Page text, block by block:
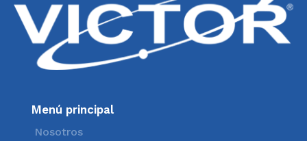
Menú principal
Nosotros